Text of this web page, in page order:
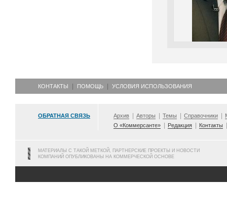
КОНТАКТЫ ПОМОЩЬ УСЛОВИЯ ИСПОЛЬЗОВАНИЯ
ОБРАТНАЯ СВЯЗЬ Архив Авторы Темы Справочники
О «Коммерсанте»
Редакция Контакты
МАТЕРИАЛЫ С ТАКОЙ МЕТКОЙ, ПАРТНЕРСКИЕ ПРОЕКТЫ И НОВОСТИ
КОМПАНИЙ ОПУБЛИКОВАНЫ НА КОММЕРЧЕСКОЙ ОСНОВЕ